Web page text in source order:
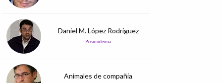
Daniel M. López Rodríguez
Posmodernia
Animales de compañía